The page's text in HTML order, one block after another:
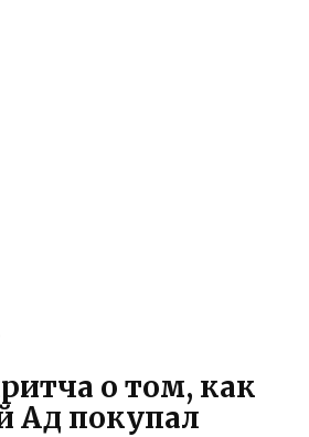
о том, как
Ад покупал